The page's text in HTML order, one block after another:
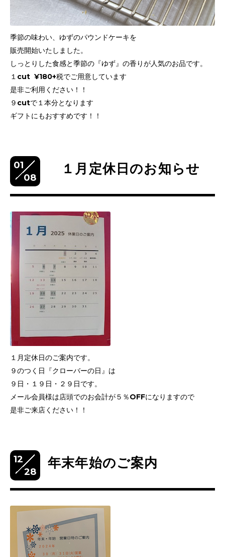
季節の味わい、ゆずのパウンドケーキを
販売開始いたしました。
しっとりした食感と季節の『ゆず』の香りが人気のお品です。
１cut ¥180+税でご用意しています
是非ご利用ください！！
９cutで１本分となります
ギフトにもおすすめです！！
01
08
１月定休日のお知らせ
１月定休日のご案内です。
９のつく日『クローバーの日』は
９日・１９日・２９日です。
メール会員様は店頭でのお会計が５％OFFになりますので
是非ご来店ください！！
12
28
年末年始のご案内